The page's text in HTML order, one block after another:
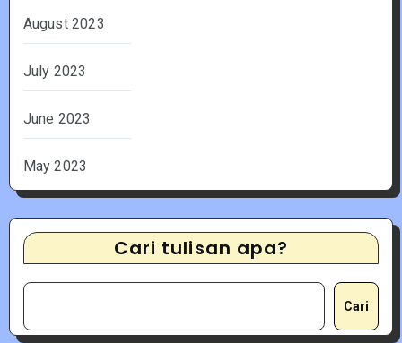
August 2023
July 2023
June 2023
May 2023
Cari tulisan apa?
Cari